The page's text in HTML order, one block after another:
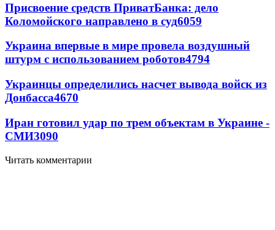
Присвоение средств ПриватБанка: дело
Коломойского направлено в суд6059
Украина впервые в мире провела воздушный
штурм с использованием роботов4794
Украинцы определились насчет вывода войск из
Донбасса4670
Иран готовил удар по трем объектам в Украине -
СМИ3090
Читать комментарии